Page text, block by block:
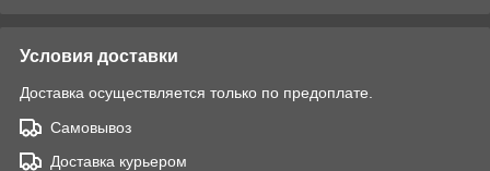
Условия доставки
Доставка осуществляется только по предоплате.
Самовывоз
Доставка курьером